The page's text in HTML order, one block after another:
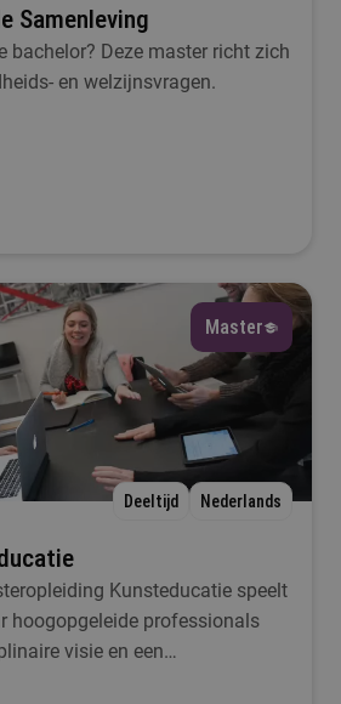
Samenleving
bachelor? Deze master richt zich
en welzijnsvragen.
Master
Deeltijd Nederlands
Kunsteducatie speelt
hoogopgeleide professionals
visie en een